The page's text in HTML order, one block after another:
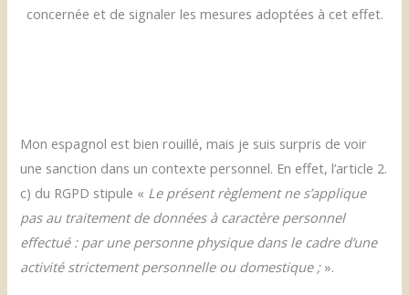
concernée et de signaler les mesures adoptées à cet effet.
Mon espagnol est bien rouillé, mais je suis surpris de voir
une sanction dans un contexte personnel. En effet, l’article 2.
c) du RGPD stipule « Le présent règlement ne s’applique
pas au traitement de données à caractère personnel
effectué : par une personne physique dans le cadre d’une
activité strictement personnelle ou domestique ;».